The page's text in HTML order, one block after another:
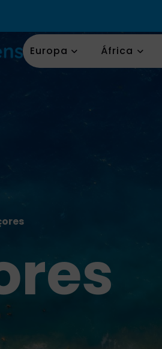
Europa África